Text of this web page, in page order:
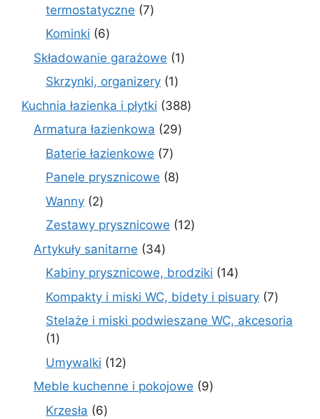
termostatyczne 77
Kominki 66
produktów
Składowanie garażowe 11
Skrzynki, organizery 11
produkt
Kuchnia łazienka i płytki 388388
Armatura łazienkowa 2929
Baterie łazienkowe 77
produktów
Panele prysznicowe 88
Wanny 22
produkty
Zestawy prysznicowe 1212
Artykuły sanitarne 3434
produkty
Kabiny prysznicowe, brodziki 1414
produktów
Kompakty i miski WC, bidety i pisuary 77
Stelaże i miski podwieszane WC, akcesoria
11
produkt
Umywalki 1212
produktów
Meble kuchenne i pokojowe 99
Krzesła 66